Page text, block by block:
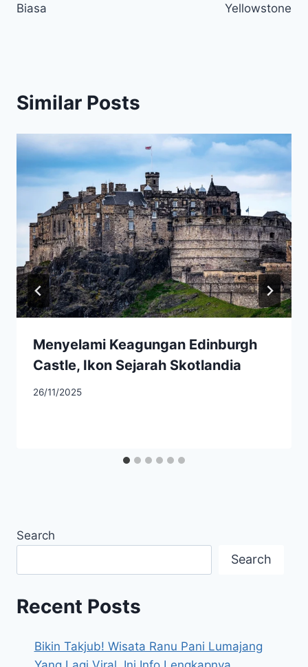
Biasa
Yellowstone
Similar Posts
Menyelami Keagungan Edinburgh
Castle, Ikon Sejarah Skotlandia
26/11/2025
Search
Search
Recent Posts
Bikin Takjub! Wisata Ranu Pani Lumajang